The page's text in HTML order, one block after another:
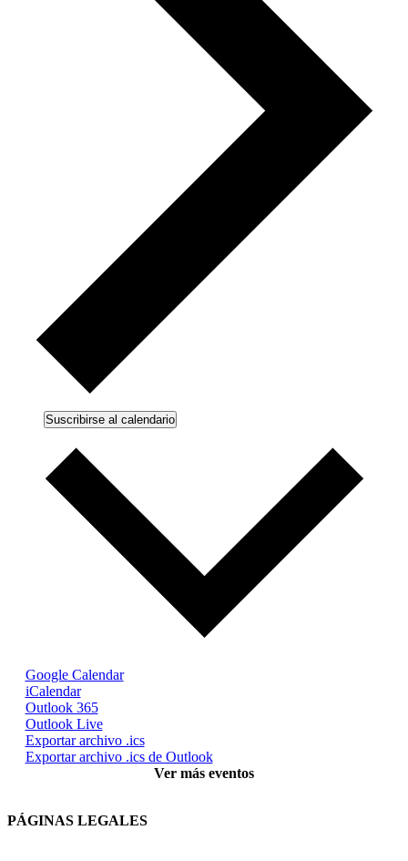
Suscribirse al calendario
Google Calendar
iCalendar
Outlook 365
Outlook Live
Exportar archivo .ics
Exportar archivo .ics de Outlook
Ver más eventos
PÁGINAS LEGALES